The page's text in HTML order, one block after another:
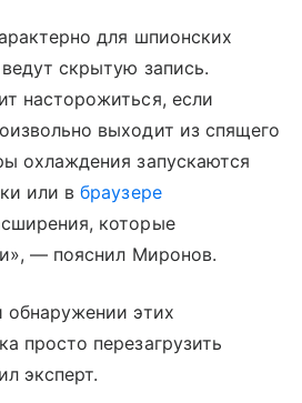
для шпионских
скрытую запись.
насторожиться, если
выходит из спящего
охлаждения запускаются
или вбраузере
которые
— пояснил Миронов.
обнаружении этих
просто перезагрузить
эксперт.